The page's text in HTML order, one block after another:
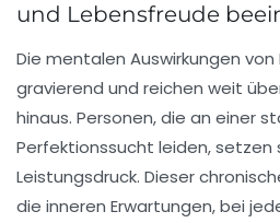
und Lebensfreude
Die mentalen Auswirkungen
gravierend und reichen weit
hinaus. Personen, die an einer
Perfektionssucht leiden,
Leistungsdruck. Dieser
die inneren Erwartungen, bei